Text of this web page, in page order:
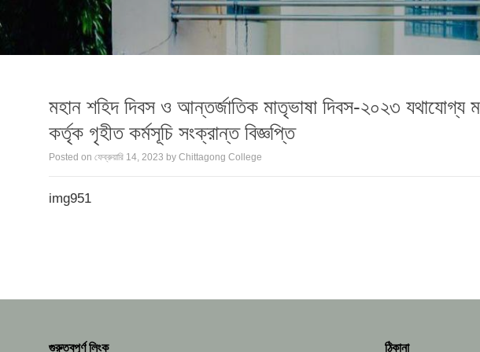
মহান শহিদ দিবস ও আন্তর্জাতিক মাতৃভাষা দিবস-২০২৩ যথাযোগ্য
কর্তৃক গৃহীত কর্মসূচি সংক্রান্ত বিজ্ঞপ্তি
Posted on ফেব্রুয়ারি 14, 2023 by Chittagong College
img951
গুরুত্বপূর্ণ লিংক ঠিকানা